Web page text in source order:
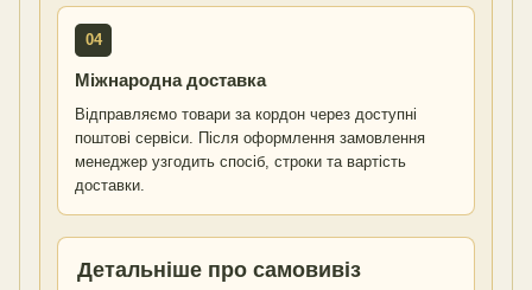
04
Міжнародна доставка
Відправляємо товари за кордон через доступні
поштові сервіси. Після оформлення замовлення
менеджер узгодить спосіб, строки та вартість
доставки.
Детальніше про самовивіз